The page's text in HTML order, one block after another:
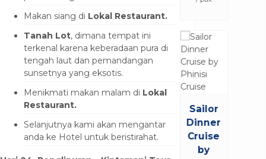
Makan siang di Lokal Restaurant.
Tanah Lot, dimana tempat ini
terkenal karena keberadaan pura di
tengah laut dan pemandangan
sunsetnya yang eksotis.
Menikmati makan malam di Lokal
Restaurant.
Selanjutnya kami akan mengantar
anda ke Hotel untuk beristirahat.
Sailor
Dinner
Cruise